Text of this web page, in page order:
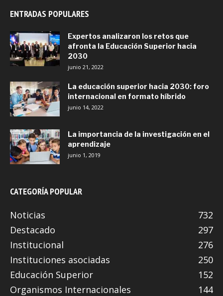
ENTRADAS POPULARES
Expertos analizaron los retos que
afronta la Educación Superior hacia
2030
junio 21, 2022
La educación superior hacia 2030: foro
internacional en formato híbrido
junio 14, 2022
La importancia de la investigación en el
aprendizaje
junio 1, 2019
CATEGORÍA POPULAR
Noticias
732
Destacado
297
Institucional
276
Instituciones asociadas
250
Educación Superior
152
Organismos Internacionales
144